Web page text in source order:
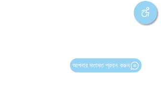
আপনার মতামত প্রদান করুন